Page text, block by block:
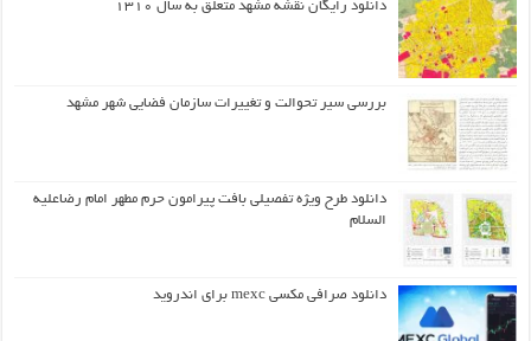
دانلود رایگان نقشه مشهد متعلق به سال ۱۳۱۰
بررسی سیر تحوالت و تغییرات سازمان فضایی شهر مشهد
دانلود طرح ويژه تفصيلي بافت پيرامون حرم مطهر امام رضاعليه
السلام
دانلود صرافی مکسی mexc برای اندروید